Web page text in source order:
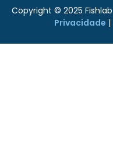
Copyright © 2025
Privacidade |